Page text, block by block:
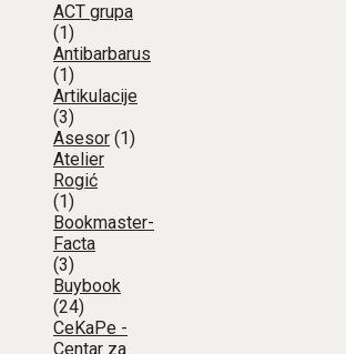
ACT grupa
(1)
Antibarbarus
(1)
Artikulacije
(3)
Asesor (1)
Atelier
Rogić
(1)
Bookmaster-
Facta
(3)
Buybook
(24)
CeKaPe -
Centar za